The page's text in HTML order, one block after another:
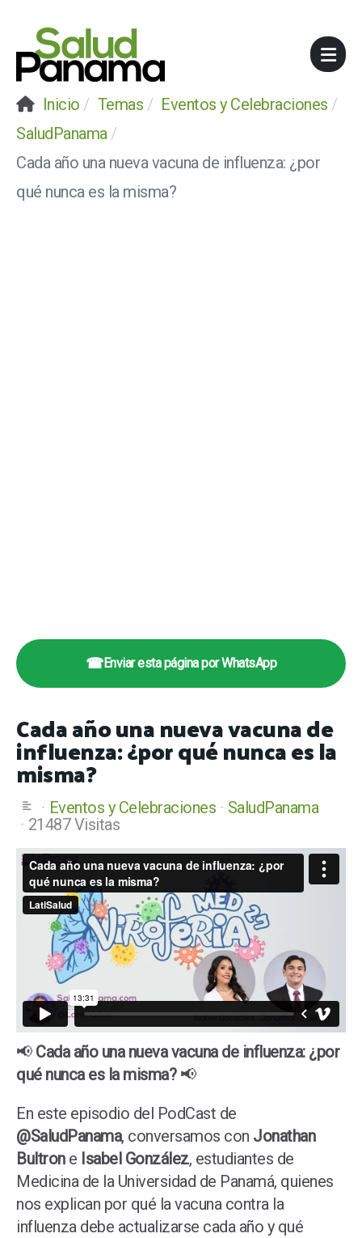
Inicio Temas
Eventos y Celebraciones
SaludPanama
Cada año una nueva vacuna de influenza: ¿por
qué nunca es la misma?
☎Enviar esta página por WhatsApp
Cada año una nueva vacuna de
influenza: ¿por qué nunca es la
misma?
Eventos y Celebraciones
SaludPanama
21487 Visitas
📢 Cada año una nueva vacuna de influenza: ¿por
qué nunca es la misma?📢
En este episodio del PodCast de
@SaludPanama, conversamos con Jonathan
Bultrone Isabel González, estudiantes de
Medicina de la Universidad de Panamá, quienes
nos explican por qué la vacuna contra la
influenza debe actualizarse cada año y qué